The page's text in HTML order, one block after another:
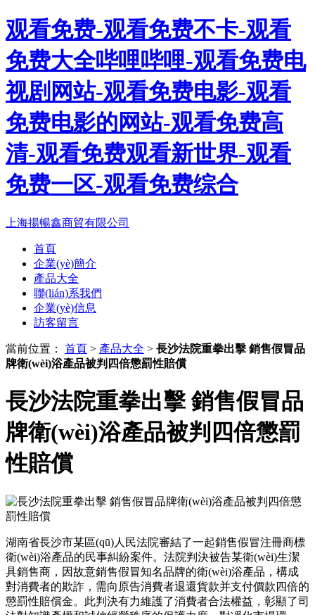
观看免费-观看免费不卡-观看
免费大全哔哩哔哩-观看免费电
视剧网站-观看免费电影-观看
免费电影的网站-观看免费高
清-观看免费观看新世界-观看
免费一区-观看免费综合
上海揚暢鑫商貿有限公司
首頁
企業(yè)簡介
產品大全
聯(lián)系我們
企業(yè)信息
訪客留言
當前位置： 首頁 > 產品大全 > 長沙法院重拳出擊 銷售假冒品
牌衛(wèi)浴產品被判四倍懲罰性賠償
長沙法院重拳出擊 銷售假冒品
牌衛(wèi)浴產品被判四倍懲罰
性賠償
湖南省長沙市某區(qū)人民法院審結了一起銷售假冒注冊商標
衛(wèi)浴產品的民事糾紛案件。法院判決被告某衛(wèi)生潔
具銷售商，因故意銷售假冒知名品牌的衛(wèi)浴產品，構成
對消費者的欺詐，需向原告消費者退還貨款并支付價款四倍的
懲罰性賠償金。此判決有力維護了消費者合法權益，彰顯了司